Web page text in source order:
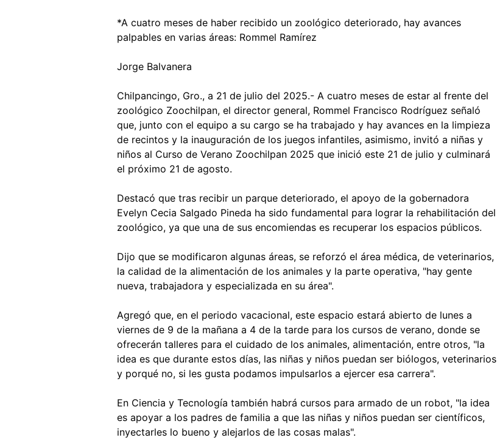
*A cuatro meses de haber recibido un zoológico deteriorado, hay avances
palpables en varias áreas: Rommel Ramírez
Jorge Balvanera
Chilpancingo, Gro., a 21 de julio del 2025.- A cuatro meses de estar al frente del
zoológico Zoochilpan, el director general, Rommel Francisco Rodríguez señaló
que, junto con el equipo a su cargo se ha trabajado y hay avances en la limpieza
de recintos y la inauguración de los juegos infantiles, asimismo, invitó a niñas y
niños al Curso de Verano Zoochilpan 2025 que inició este 21 de julio y culminará
el próximo 21 de agosto.
Destacó que tras recibir un parque deteriorado, el apoyo de la gobernadora
Evelyn Cecia Salgado Pineda ha sido fundamental para lograr la rehabilitación del
zoológico, ya que una de sus encomiendas es recuperar los espacios públicos.
Dijo que se modificaron algunas áreas, se reforzó el área médica, de veterinarios,
la calidad de la alimentación de los animales y la parte operativa, "hay gente
nueva, trabajadora y especializada en su área".
Agregó que, en el periodo vacacional, este espacio estará abierto de lunes a
viernes de 9 de la mañana a 4 de la tarde para los cursos de verano, donde se
ofrecerán talleres para el cuidado de los animales, alimentación, entre otros, "la
idea es que durante estos días, las niñas y niños puedan ser biólogos, veterinarios
y porqué no, si les gusta podamos impulsarlos a ejercer esa carrera".
En Ciencia y Tecnología también habrá cursos para armado de un robot, "la idea
es apoyar a los padres de familia a que las niñas y niños puedan ser científicos,
inyectarles lo bueno y alejarlos de las cosas malas".